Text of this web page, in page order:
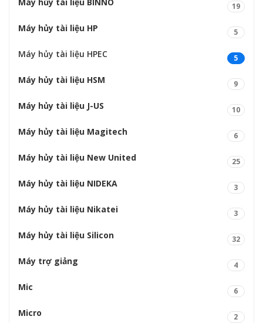
19
Máy hủy tài liệu HP 5
Máy hủy tài liệu HPEC 5
Máy hủy tài liệu HSM 9
Máy hủy tài liệu J-US 10
Máy hủy tài liệu Magitech 6
Máy hủy tài liệu New United 25
Máy hủy tài liệu NIDEKA 3
Máy hủy tài liệu Nikatei 3
Máy hủy tài liệu Silicon 32
Máy trợ giảng 4
Mic 6
Micro 2